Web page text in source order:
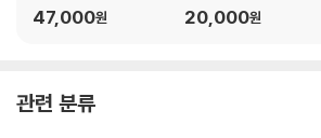
론+약식OX문제)
47,000원
동법 김기범
20,000원
관련 분류